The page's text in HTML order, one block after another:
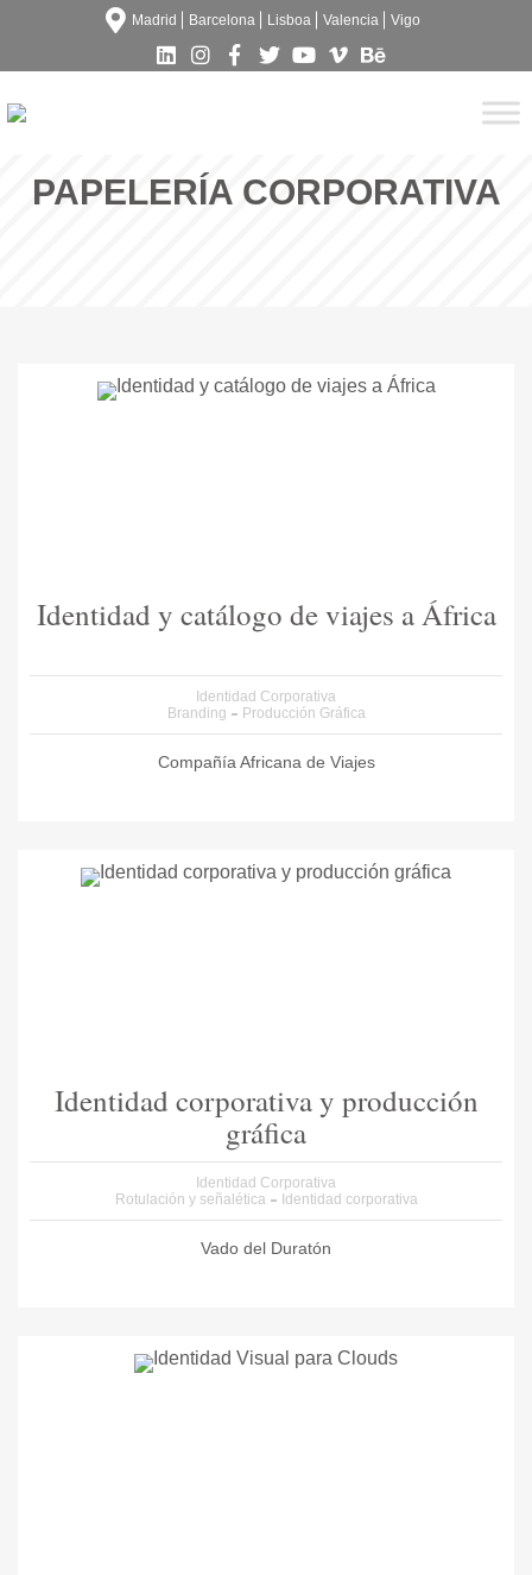
Madrid Barcelona Lisboa Valencia Vigo
PAPELERÍA CORPORATIVA
Identidad y catálogo de viajes a África
Identidad Corporativa
Branding
Producción Gráfica
Compañía Africana de Viajes
Identidad corporativa y producción
gráfica
Identidad Corporativa
Rotulación y señalética
Identidad corporativa
Vado del Duratón